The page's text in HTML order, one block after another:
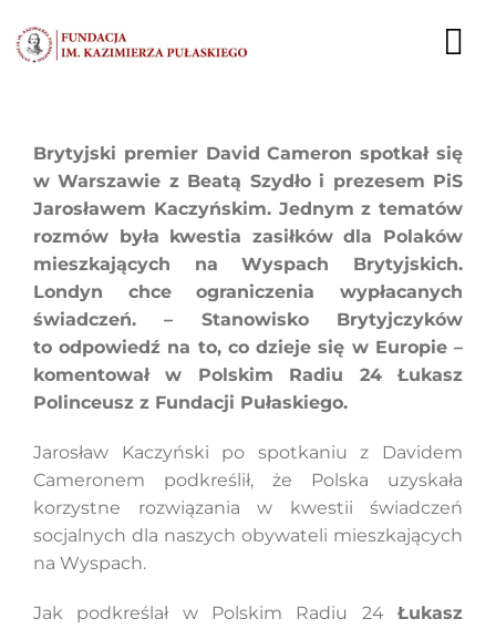
do
zawartości
EKSPERCI
PUBLIKACJE
DZIAŁALNOŚĆ
FUNDACJA
KARIERA
KONTAKT
Brytyjski premier David Cameron spotkał się
w Warszawie z Beatą Szydło i prezesem PiS
Jarosławem Kaczyńskim. Jednym z tematów
rozmów była kwestia zasiłków dla Polaków
mieszkających na Wyspach Brytyjskich.
Londyn chce ograniczenia wypłacanych
świadczeń. – Stanowisko Brytyjczyków
to odpowiedź na to, co dzieje się w Europie –
komentował w Polskim Radiu 24 Łukasz
Polinceusz z Fundacji Pułaskiego.
Jarosław Kaczyński po spotkaniu z Davidem
Cameronem podkreślił, że Polska uzyskała
korzystne rozwiązania w kwestii świadczeń
socjalnych dla naszych obywateli mieszkających
na Wyspach.
Jak podkreślał w Polskim Radiu 24 Łukasz